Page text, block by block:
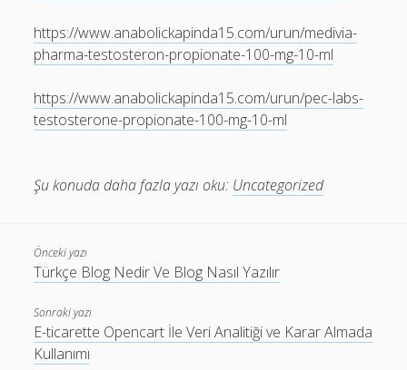
https://www.anabolickapinda15.com/urun/medivia-
pharma-testosteron-propionate-100-mg-10-ml
https://www.anabolickapinda15.com/urun/pec-labs-
testosterone-propionate-100-mg-10-ml
Şu konuda daha fazla yazı oku: Uncategorized
Önceki yazı
Türkçe Blog Nedir Ve Blog Nasıl Yazılır
Sonraki yazı
E-ticarette Opencart İle Veri Analitiği ve Karar Almada
Kullanımı